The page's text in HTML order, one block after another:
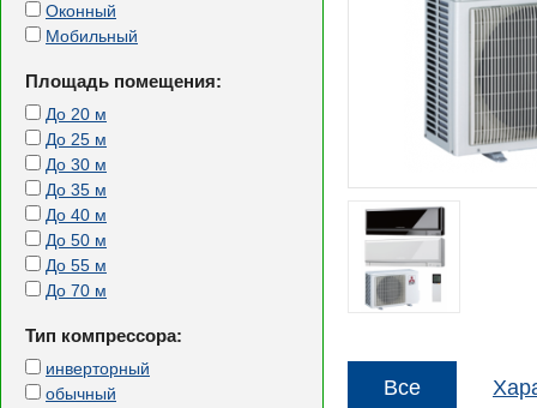
Все
Оконный
Мобильный
Площадь помещения:
До 20 м
До 25 м
До 30 м
До 35 м
До 40 м
До 50 м
До 55 м
До 70 м
Тип компрессора:
инверторный
обычный